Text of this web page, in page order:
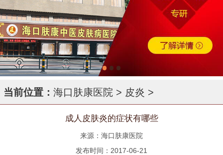
当前位置： 海口肤康医院 > 皮炎 >
成人皮肤炎的症状有哪些
来源：海口肤康医院
发布时间：2017-06-21